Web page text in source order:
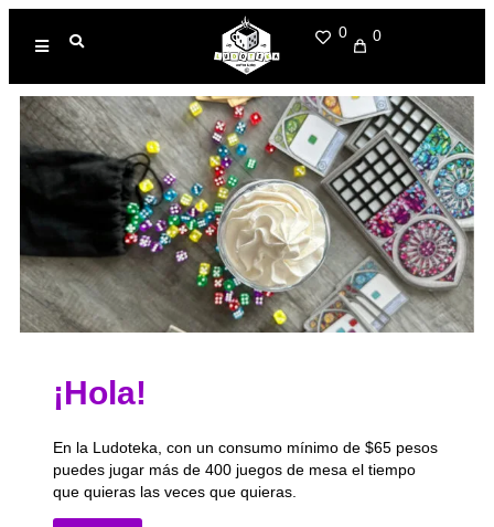
0 0
¡Hola!
En la Ludoteka, con un consumo mínimo de $65 pesos
puedes jugar más de 400 juegos de mesa el tiempo
que quieras las veces que quieras.